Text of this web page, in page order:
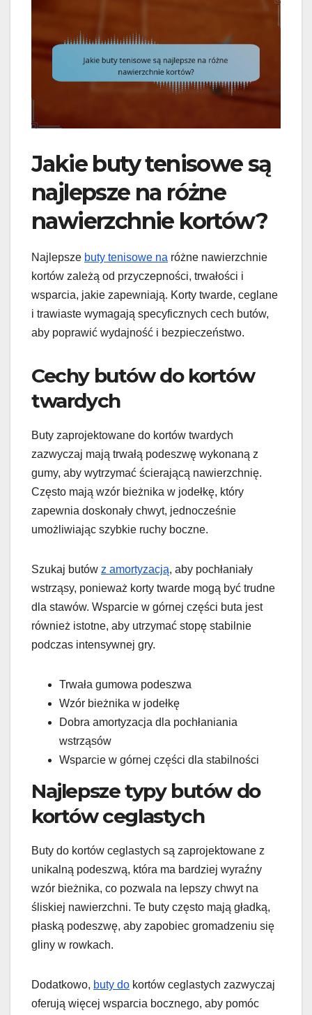
Jakie buty tenisowe są
najlepsze na różne
nawierzchnie kortów?
Najlepsze buty tenisowe na różne nawierzchnie
kortów zależą od przyczepności, trwałości i
wsparcia, jakie zapewniają. Korty twarde, ceglane
i trawiaste wymagają specyficznych cech butów,
aby poprawić wydajność i bezpieczeństwo.
Cechy butów do kortów
twardych
Buty zaprojektowane do kortów twardych
zazwyczaj mają trwałą podeszwę wykonaną z
gumy, aby wytrzymać ścierającą nawierzchnię.
Często mają wzór bieżnika w jodełkę, który
zapewnia doskonały chwyt, jednocześnie
umożliwiając szybkie ruchy boczne.
Szukaj butów z amortyzacją, aby pochłaniały
wstrząsy, ponieważ korty twarde mogą być trudne
dla stawów. Wsparcie w górnej części buta jest
również istotne, aby utrzymać stopę stabilnie
podczas intensywnej gry.
Trwała gumowa podeszwa
Wzór bieżnika w jodełkę
Dobra amortyzacja dla pochłaniania
wstrząsów
Wsparcie w górnej części dla stabilności
Najlepsze typy butów do
kortów ceglastych
Buty do kortów ceglastych są zaprojektowane z
unikalną podeszwą, która ma bardziej wyraźny
wzór bieżnika, co pozwala na lepszy chwyt na
śliskiej nawierzchni. Te buty często mają gładką,
płaską podeszwę, aby zapobiec gromadzeniu się
gliny w rowkach.
Dodatkowo, buty do kortów ceglastych zazwyczaj
oferują więcej wsparcia bocznego, aby pomóc